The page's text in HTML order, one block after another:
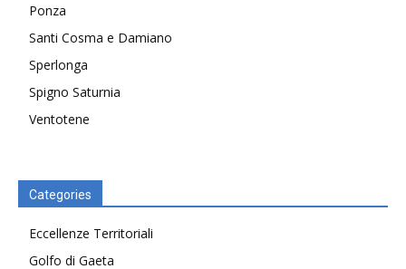
Ponza
Santi Cosma e Damiano
Sperlonga
Spigno Saturnia
Ventotene
Categories
Eccellenze Territoriali
Golfo di Gaeta